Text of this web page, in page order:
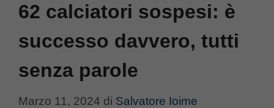
62 calciatori sospesi: è
successo davvero, tutti
senza parole
Marzo 11, 2024 di Salvatore Ioime